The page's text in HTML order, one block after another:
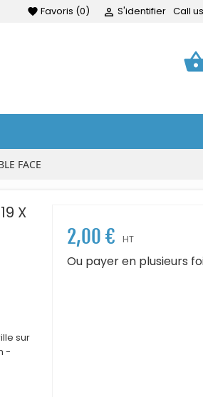
favorite Favoris (0)  S'identifier Call
FACE
X
ille sur
-
2,00 € HT
Ou payer en plusieurs